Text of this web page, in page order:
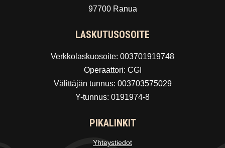
97700 Ranua
LASKUTUSOSOITE
Verkkolaskuosoite: 003701919748
Operaattori: CGI
Välittäjän tunnus: 003703575029
Y-tunnus: 0191974-8
PIKALINKIT
Yhteystiedot